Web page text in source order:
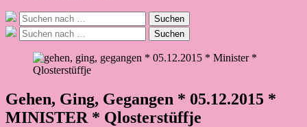
Suche
nach:
Suchen
Suche
nach:
Suchen
Gehen, Ging, Gegangen * 05.12.2015 *
MINISTER * Qlosterstüffje